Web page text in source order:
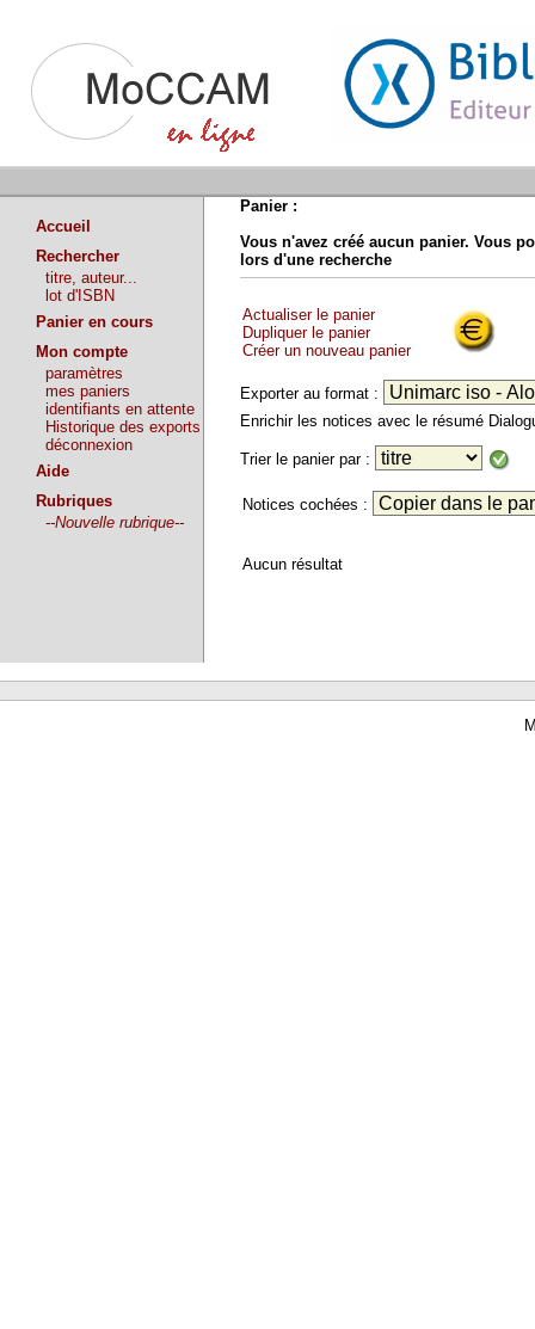
Accueil
Rechercher
titre, auteur...
lot d'ISBN
Panier en cours
Mon compte
paramètres
mes paniers
identifiants en attente
Historique des exports
déconnexion
Aide
Rubriques
--Nouvelle rubrique--
Panier :
Vous n'avez créé aucun panier. Vous
lors d'une recherche
Actualiser le panier
Dupliquer le panier
Créer un nouveau panier
Exporter au format :
Enrichir les notices avec le résumé
Trier le panier par :
Notices cochées :
Aucun résultat